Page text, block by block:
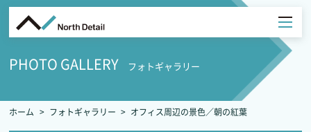
PHOTO GALLERY フォトギャラリー
ホーム フォトギャラリー オフィス周辺の景色／朝の紅葉